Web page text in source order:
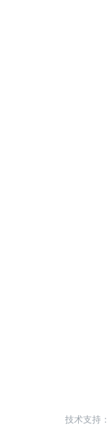
技术支持：